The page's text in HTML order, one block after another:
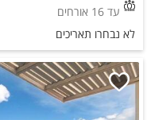
עד 16 אורחים
לא נבחרו תאריכים